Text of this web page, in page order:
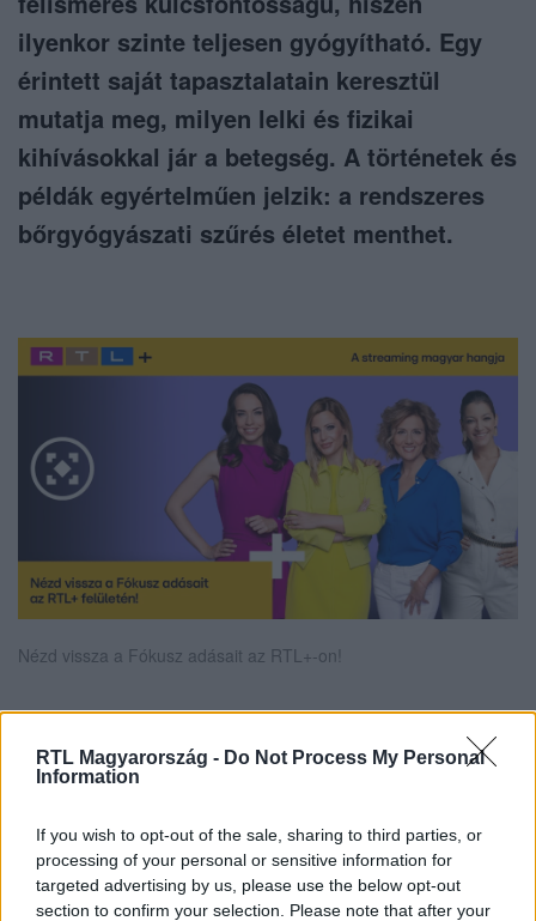
RTL Magyarország - Do Not Process My Personal
Information
If you wish to opt-out of the sale, sharing to third parties, or
processing of your personal or sensitive information for
targeted advertising by us, please use the below opt-out
section to confirm your selection. Please note that after your
ilyenkor szinte teljesen gyógyítható. Egy
érintett saját tapasztalatain keresztül
mutatja meg, milyen lelki és fizikai
kihívásokkal jár a betegség. A történetek és
példák egyértelműen jelzik: a rendszeres
bőrgyógyászati szűrés életet menthet.
Nézd vissza a Fókusz adásait az RTL+-on!
Itt állítsd be, hogy az RTL.hu az elsők között
legyen a Google-találatokban!